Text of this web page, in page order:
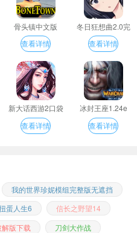
骨头镇中文版
查看详情
冬日狂想曲2.0完
整汉化版
查看详情
新大话西游2口袋
版
查看详情
冰封王座1.24e
查看详情
我的世界珍妮模组完整版无遮挡
蛋人生6
信长之野望14
版下载
刀剑大作战